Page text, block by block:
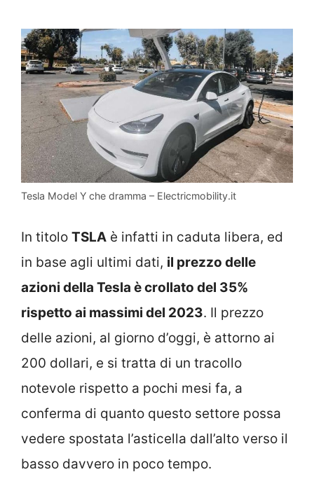
Tesla Model Y che dramma – Electricmobility.it
In titolo TSLA è infatti in caduta libera, ed
in base agli ultimi dati, il prezzo delle
azioni della Tesla è crollato del 35%
rispetto ai massimi del 2023. Il prezzo
delle azioni, al giorno d’oggi, è attorno ai
200 dollari, e si tratta di un tracollo
notevole rispetto a pochi mesi fa, a
conferma di quanto questo settore possa
vedere spostata l’asticella dall’alto verso il
basso davvero in poco tempo.